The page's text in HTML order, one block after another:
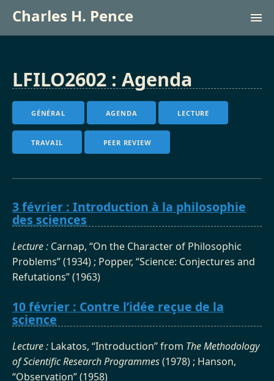
Charles H. Pence
English
LFILO2602 : Agenda
GÉNÉRAL AGENDA LECTURE
TRAVAIL PEER REVIEW
3 février : Introduction à la philosophie
des sciences
Lecture : Carnap, “On the Character of Philosophic
Problems” (1934) ; Popper, “Science: Conjectures and
Refutations” (1963)
10 février : Contre l’idée reçue de la
science
Lecture : Lakatos, “Introduction” from The Methodology
of Scientific Research Programmes(1978) ; Hanson,
“Observation” (1958)